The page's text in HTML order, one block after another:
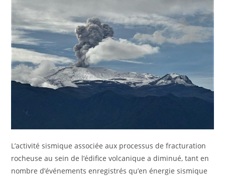
L’activité sismique associée aux processus de fracturation
rocheuse au sein de l’édifice volcanique a diminué, tant en
nombre d’événements enregistrés qu’en énergie sismique